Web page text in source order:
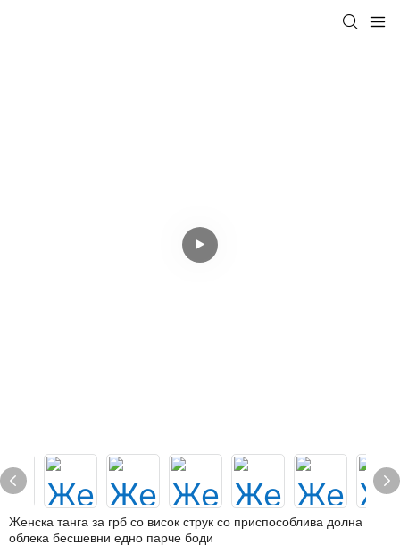
Женска танга за грб со висок струк со приспособлива долна
облека бесшевни едно парче боди